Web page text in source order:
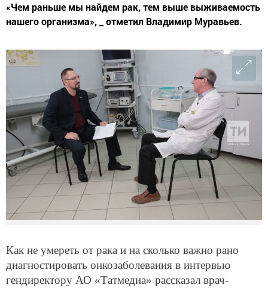
«Чем раньше мы найдем рак, тем выше выживаемость
нашего организма», _ отметил Владимир Муравьев.
Как не умереть от рака и на сколько важно рано
диагностировать онкозаболевания в интервью
гендиректору АО «Татмедиа» рассказал врач-